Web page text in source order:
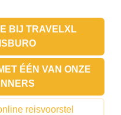
BIJ TRAVELXL
ÉÉN VAN ONZE
reisvoorstel